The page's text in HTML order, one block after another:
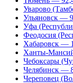
Уварово
Ульяновск —
Уфа
Феодосия
Хабаровск —
Ханты-
Чебоксары
Челябинск —
Череповец